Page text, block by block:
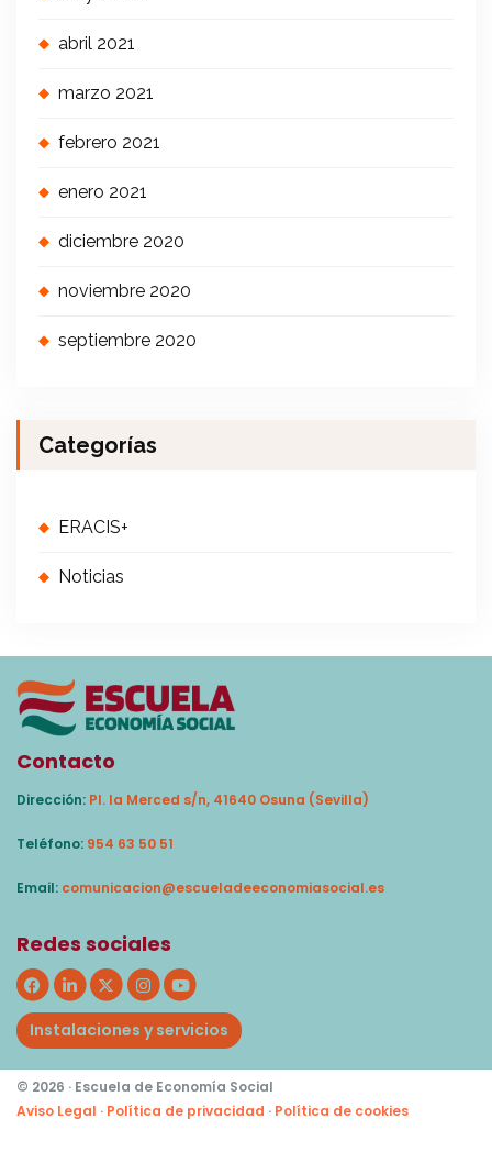
abril 2021
marzo 2021
febrero 2021
enero 2021
diciembre 2020
noviembre 2020
septiembre 2020
Categorías
ERACIS+
Noticias
Contacto
Dirección: Pl. la Merced s/n, 41640 Osuna (Sevilla)
Teléfono: 954 63 50 51
Email: comunicacion@escueladeeconomiasocial.es
Redes sociales
Instalaciones y servicios
© 2026 · Escuela de Economía Social
Aviso Legal · Política de privacidad · Política de cookies